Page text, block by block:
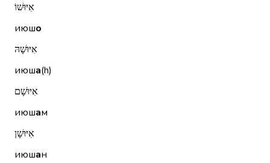
אִיּוּשׁוֹ
июшо
אִיּוּשָׁהּ
июша(h)
אִיּוּשָׁם
июшам
אִיּוּשָׁן
июшан